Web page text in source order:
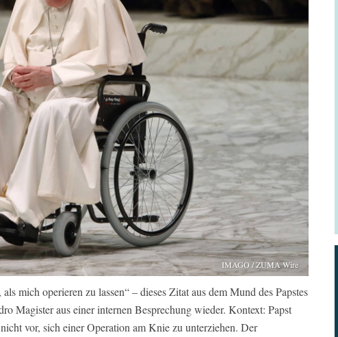
IMAGO / ZUMA Wire
mich operieren zu lassen“ – dieses Zitat aus dem Mund des Papstes
Magister aus einer internen Besprechung wieder. Kontext: Papst
vor, sich einer Operation am Knie zu unterziehen. Der